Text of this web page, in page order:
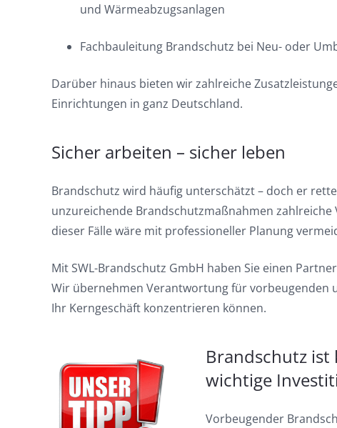
und Wärmeabzugsanlagen
Fachbauleitung Brandschutz bei Neu- oder
Darüber hinaus bieten wir zahlreiche
Einrichtungen in ganz Deutschland.
Sicher arbeiten – sicher leben
Brandschutz wird häufig unterschätzt – doch er
unzureichende Brandschutzmaßnahmen zahlreiche
dieser Fälle wäre mit professioneller Planung
Mit SWL-Brandschutz GmbH haben Sie einen
Wir übernehmen Verantwortung für vorbeugenden
Ihr Kerngeschäft konzentrieren können.
Brandschutz ist
wichtige
Vorbeugender